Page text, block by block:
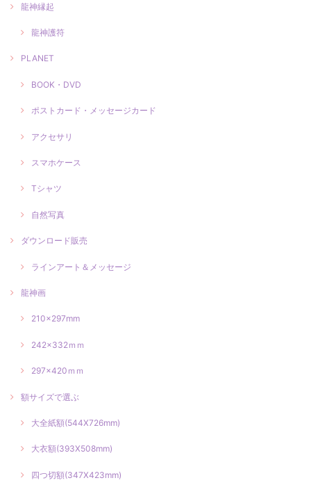
龍神縁起
龍神護符
PLANET
BOOK・DVD
ポストカード・メッセージカード
アクセサリ
スマホケース
Tシャツ
自然写真
ダウンロード販売
ラインアート＆メッセージ
龍神画
210×297mm
242×332ｍｍ
297×420ｍｍ
額サイズで選ぶ
大全紙額(544X726mm)
大衣額(393X508mm)
四つ切額(347X423mm)